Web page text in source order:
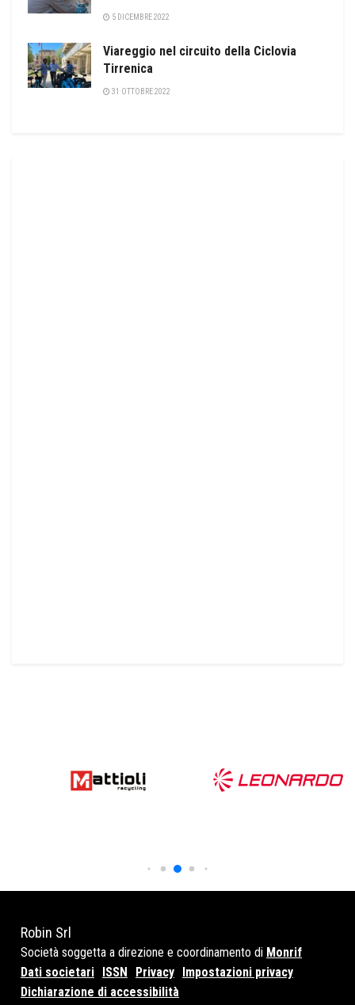
5 DICEMBRE 2022
Viareggio nel circuito della Ciclovia
Tirrenica
31 OTTOBRE 2022
Robin Srl
Società soggetta a direzione e coordinamento di Monrif
Dati societari
ISSN Privacy
Impostazioni privacy
Dichiarazione di accessibilità